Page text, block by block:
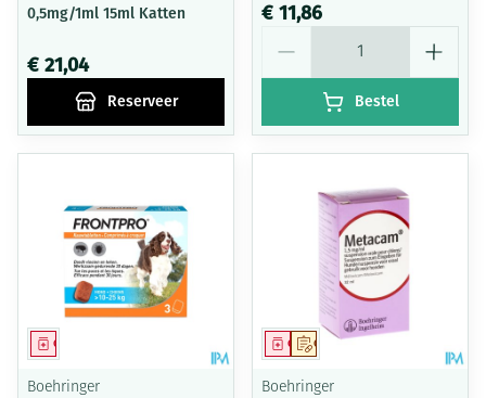
0,5mg/1ml 15ml Katten
€ 21,04
Reserveer
€ 11,86
Bestel
Geneesmiddel
Boehringer
Op voorschrift
Geneesmiddel
Boehringer